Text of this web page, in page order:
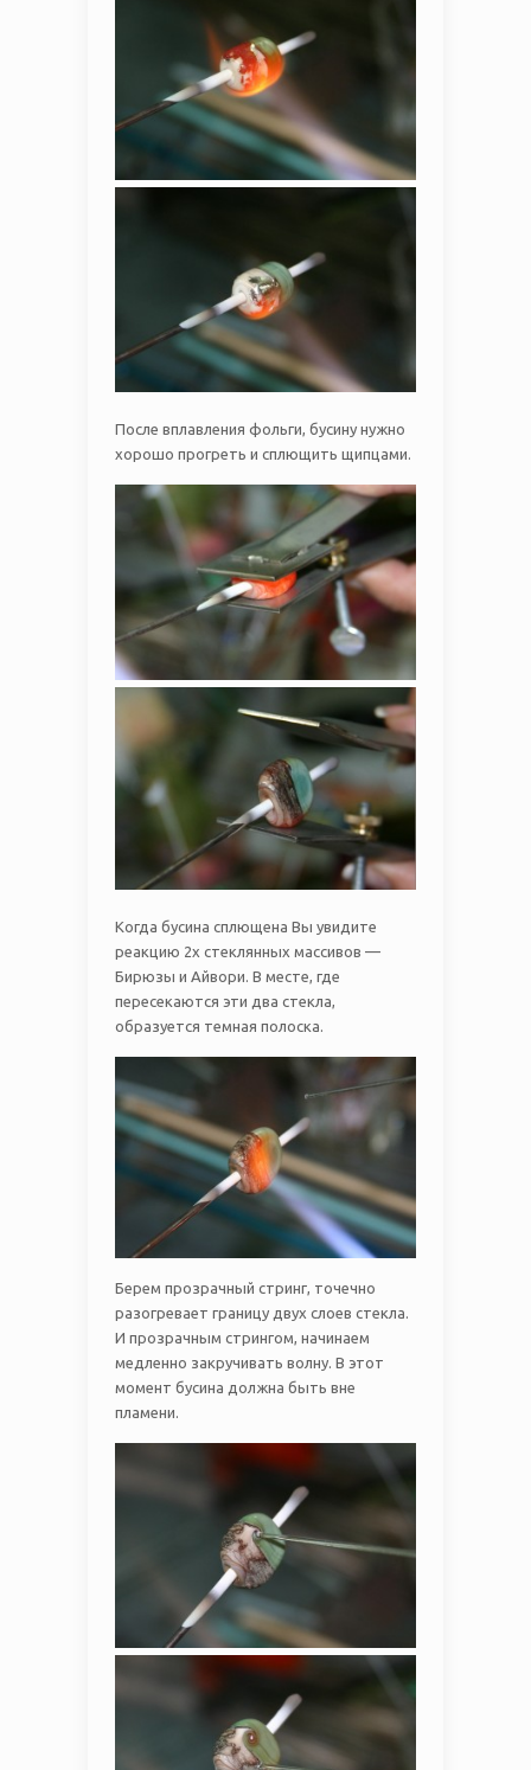
После вплавления фольги, бусину нужно
хорошо прогреть и сплющить щипцами.
Когда бусина сплющена Вы увидите
реакцию 2х стеклянных массивов —
Бирюзы и Айвори. В месте, где
пересекаются эти два стекла,
образуется темная полоска.
Берем прозрачный стринг, точечно
разогревает границу двух слоев стекла.
И прозрачным стрингом, начинаем
медленно закручивать волну. В этот
момент бусина должна быть вне
пламени.